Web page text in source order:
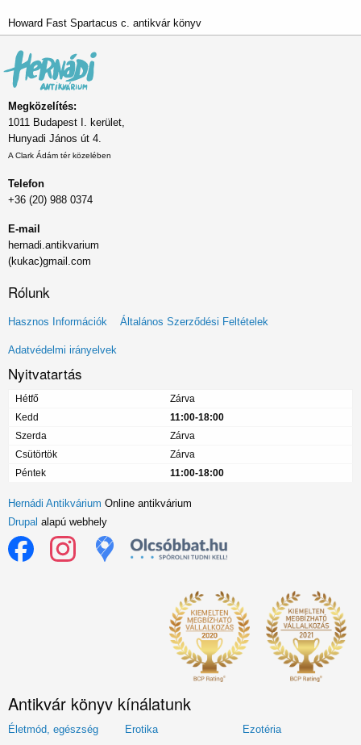
Howard Fast Spartacus c. antikvár könyv
Megközelítés:
1011 Budapest I. kerület,
Hunyadi János út 4.
A Clark Ádám tér közelében
Telefon
+36 (20) 988 0374
E-mail
hernadi.antikvarium
(kukac)gmail.com
Rólunk
Lábléc
menü
Hasznos Információk Általános Szerződési Feltételek
Adatvédelmi irányelvek
Nyitvatartás
Hétfő
Zárva
Kedd
11:00-18:00
Szerda
Zárva
Csütörtök
Zárva
Péntek
11:00-18:00
Hernádi Antikvárium Online antikvárium
Drupal alapú webhely
Antikvár könyv kínálatunk
Életmód, egészség Erotika Ezotéria